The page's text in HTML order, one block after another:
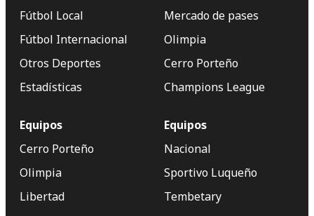
Fútbol Local
Fútbol Internacional
Otros Deportes
Estadísticas
Mercado de pases
Olimpia
Cerro Porteño
Champions League
Equipos
Cerro Porteño
Olimpia
Libertad
Equipos
Nacional
Sportivo Luqueño
Tembetary